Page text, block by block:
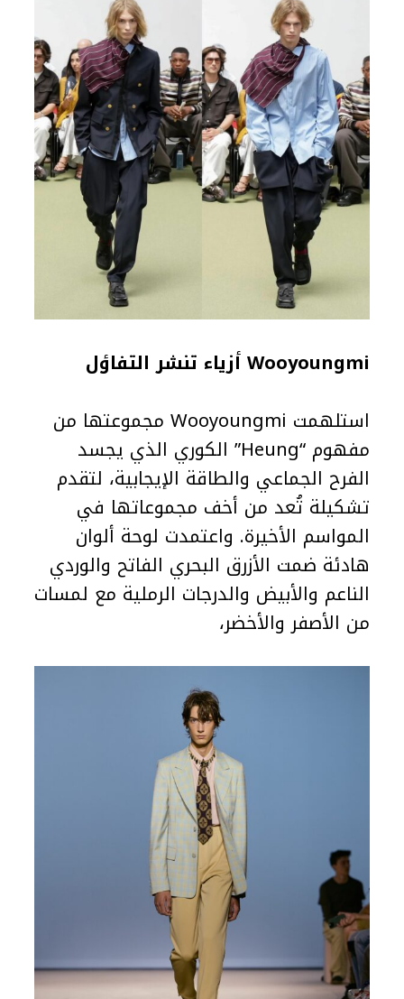
Wooyoungmi أزياء تنشر التفاؤل
استلهمت Wooyoungmi مجموعتها من
مفهوم “Heung” الكوري الذي يجسد
الفرح الجماعي والطاقة الإيجابية، لتقدم
تشكيلة تُعد من أخف مجموعاتها في
المواسم الأخيرة. واعتمدت لوحة ألوان
هادئة ضمت الأزرق البحري الفاتح والوردي
الناعم والأبيض والدرجات الرملية مع لمسات
من الأصفر والأخضر،